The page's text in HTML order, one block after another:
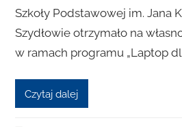
Szkoły Podstawowej im. Jana
Szydłowie otrzymało na
w ramach programu „Laptop
Czytaj dalej